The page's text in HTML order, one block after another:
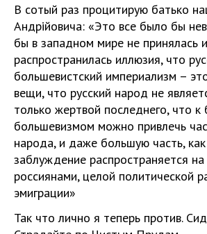
В сотый раз процитирую батько
Андрiйовича: «Это все было бы
бы в западном мире не принялась
распространилась иллюзия, что
большевистский империализм –
вещи, что русский народ не
только жертвой последнего, что к
большевизмом можно привлечь
народа, и даже большую часть,
заблуждение распространяется
россиянами, целой политической
эмиграции»
Так что лично я теперь против.